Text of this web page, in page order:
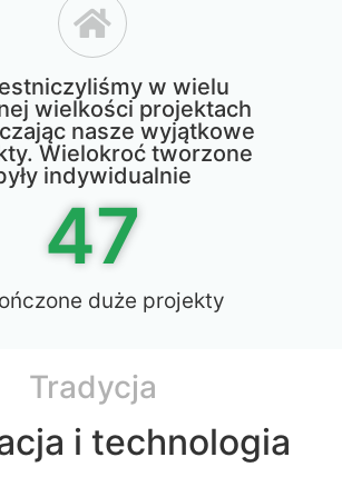
w wielu
wielkości projektach
nasze wyjątkowe
Wielokroć tworzone
indywidualnie
duże projekty
47
Tradycja
i technologia